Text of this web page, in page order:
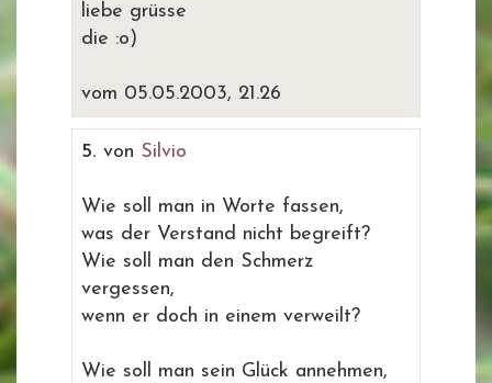
liebe grüsse
die :o)
vom 05.05.2003, 21.26
5. von Silvio
Wie soll man in Worte fassen,
was der Verstand nicht begreift?
Wie soll man den Schmerz
vergessen,
wenn er doch in einem verweilt?
Wie soll man sein Glück annehmen,